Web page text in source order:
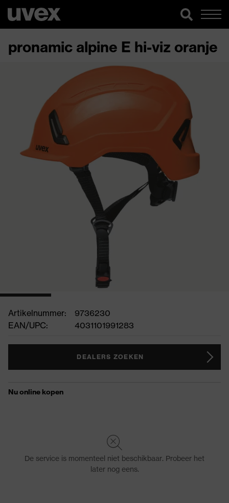
pronamic alpine E hi-viz oranje
Artikelnummer:
9736230
EAN/UPC:
4031101991283
DEALERS ZOEKEN